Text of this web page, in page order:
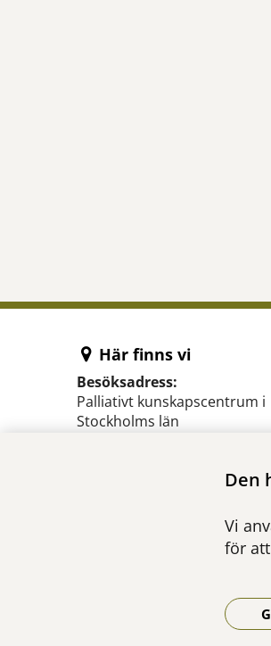
Den
Vi
för
Här finns vi
Besöksadress:
Palliativt kunskapscentrum i
Stockholms län
Karta på Google Maps)
Palliativt kunskapscentrum i